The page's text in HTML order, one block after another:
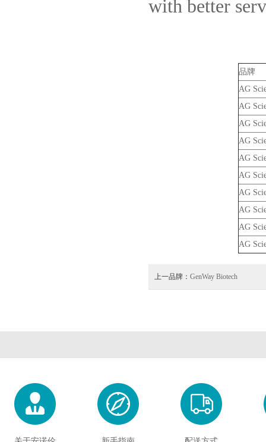
with better
品牌
AG
AG
AG
AG
AG
AG
AG
AG
AG
AG
上一品牌： GenWay Biotech